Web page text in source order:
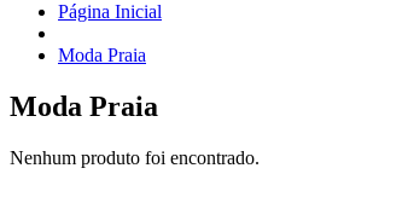
Página Inicial
Moda Praia
Moda Praia
Nenhum produto foi encontrado.